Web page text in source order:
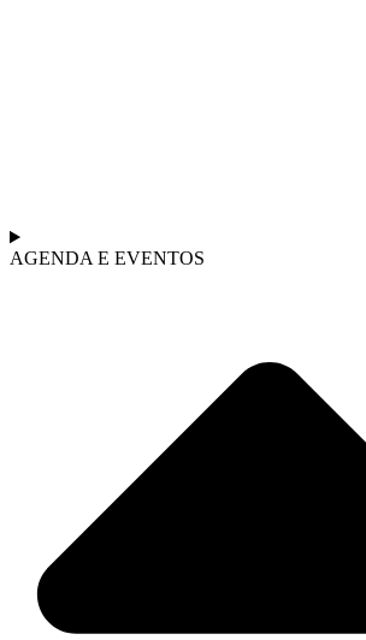
AGENDA E EVENTOS